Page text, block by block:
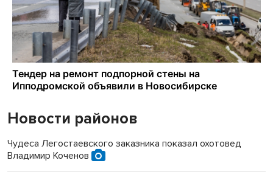
Новости районов
Чудеса Легостаевского заказника показал охотовед
Владимир Коченов